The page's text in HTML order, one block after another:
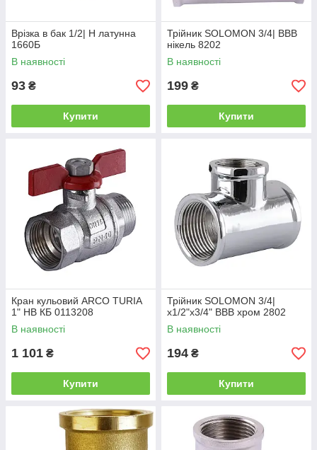
Врізка в бак 1/2| Н латунна
1660Б
В наявності
93 ₴
Купити
Трійник SOLOMON 3/4| ВВВ
нікель 8202
В наявності
199 ₴
Купити
Кран кульовий ARCO TURIA
1" НВ КБ 0113208
В наявності
1 101 ₴
Купити
Трійник SOLOMON 3/4|
х1/2"х3/4" ВВВ хром 2802
В наявності
194 ₴
Купити